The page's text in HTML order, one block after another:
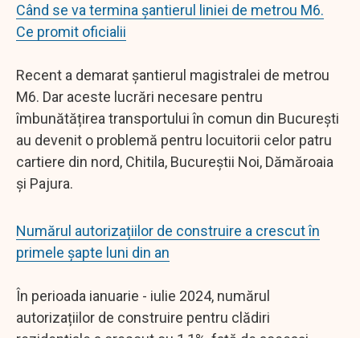
Când se va termina șantierul liniei de metrou M6.
Ce promit oficialii
Recent a demarat șantierul magistralei de metrou
M6. Dar aceste lucrări necesare pentru
îmbunătățirea transportului în comun din București
au devenit o problemă pentru locuitorii celor patru
cartiere din nord, Chitila, Bucureștii Noi, Dămăroaia
și Pajura.
Numărul autorizațiilor de construire a crescut în
primele șapte luni din an
În perioada ianuarie - iulie 2024, numărul
autorizațiilor de construire pentru clădiri